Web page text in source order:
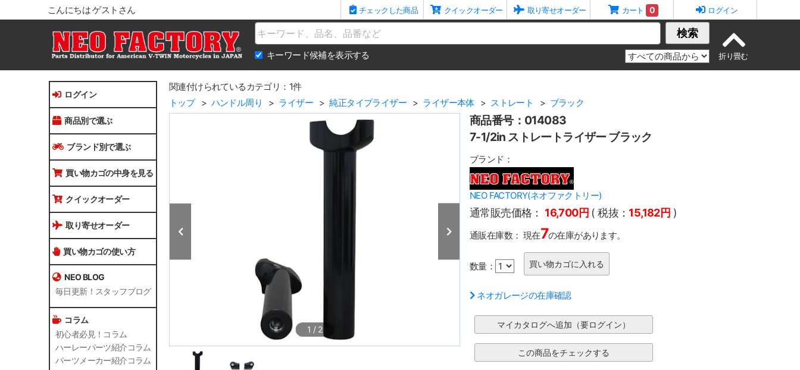
こんにちは ゲストさん チェックした商品 クイックオーダー 取り寄せオーダー カート 0 ログイン
Name 検索
キーワード候補を表示する
ログイン
商品別で選ぶ
ブランド別で選ぶ
買い物カゴの中身を見る
クイックオーダー
取り寄せオーダー
買い物カゴの使い方
NEO BLOG
毎日更新！スタッフブログ
コラム
初心者必見！コラム
ハーレーパーツ紹介コラム
パーツメーカー紹介コラム
関連付けられているカテゴリ：1件
トップ
ハンドル周り ライザー 純正タイプライザー ライザー本体 ストレート ブラック
1 / 2
商品番号：014083
7-1/2in ストレートライザー ブラック
ブランド：
NEO FACTORY(ネオファクトリー)
通常販売価格： 16,700円 ( 税抜： 15,182円 )
通販在庫数： 現在7の在庫があります。
数量：
ネオガレージの在庫確認